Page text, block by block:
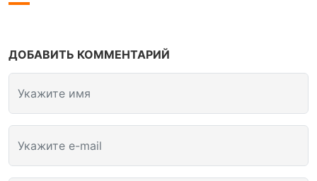
ДОБАВИТЬ КОММЕНТАРИЙ
Укажите имя
Укажите e-mail